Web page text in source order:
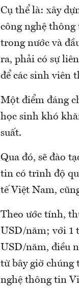
Cụ thể là: xây
công nghệ
trong nước và
ra, phải có sự
để các sinh viên
Một điểm đáng
học sinh khó
suất.
Qua đó, sẽ đào
tin có trình độ
tế Việt Nam,
Theo ước tính,
USD/năm; với 1
USD/năm, điều
từ bây giờ chúng
nghệ thông tin